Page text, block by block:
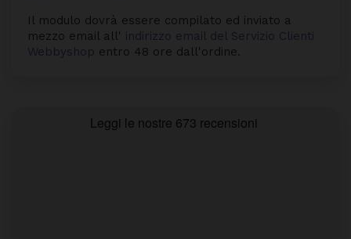
Il modulo dovrà essere compilato ed inviato a
mezzo email all' indirizzo email del Servizio Clienti
Webbyshop entro 48 ore dall'ordine.